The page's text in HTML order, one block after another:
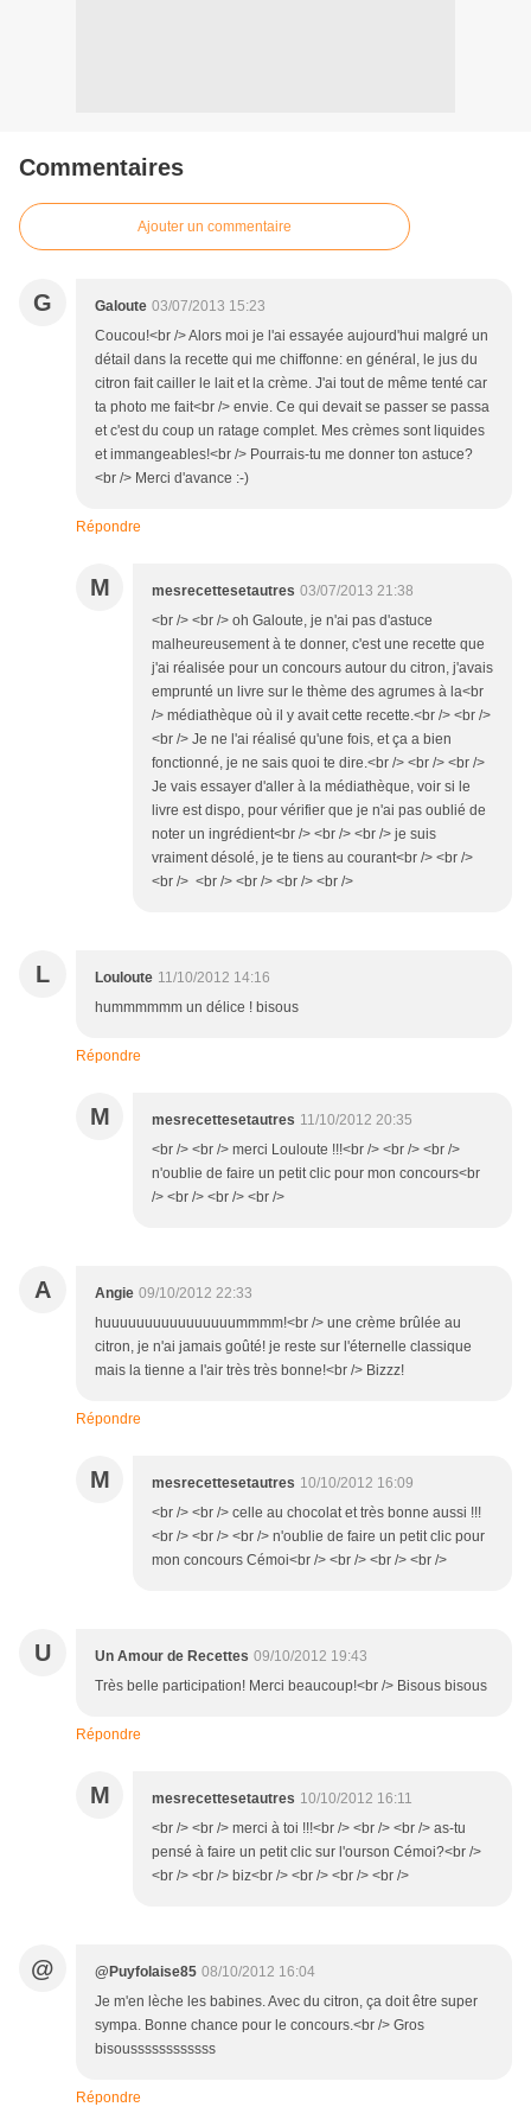
Commentaires
Ajouter un commentaire
G Galoute 03/07/2013 15:23
Coucou!<br /> Alors moi je l'ai essayée aujourd'hui malgré un
détail dans la recette qui me chiffonne: en général, le jus du
citron fait cailler le lait et la crème. J'ai tout de même tenté car
ta photo me fait<br /> envie. Ce qui devait se passer se passa
et c'est du coup un ratage complet. Mes crèmes sont liquides
et immangeables!<br /> Pourrais-tu me donner ton astuce?
<br /> Merci d'avance :-)
Répondre
M mesrecettesetautres 03/07/2013 21:38
<br /> <br /> oh Galoute, je n'ai pas d'astuce
malheureusement à te donner, c'est une recette que
j'ai réalisée pour un concours autour du citron, j'avais
emprunté un livre sur le thème des agrumes à la<br
/> médiathèque où il y avait cette recette.<br /> <br />
<br /> Je ne l'ai réalisé qu'une fois, et ça a bien
fonctionné, je ne sais quoi te dire.<br /> <br /> <br />
Je vais essayer d'aller à la médiathèque, voir si le
livre est dispo, pour vérifier que je n'ai pas oublié de
noter un ingrédient<br /> <br /> <br /> je suis
vraiment désolé, je te tiens au courant<br /> <br />
<br /> <br /> <br /> <br /> <br />
L Louloute 11/10/2012 14:16
hummmmmm un délice ! bisous
Répondre
M mesrecettesetautres 11/10/2012 20:35
<br /> <br /> merci Louloute !!!<br /> <br /> <br />
n'oublie de faire un petit clic pour mon concours<br
/> <br /> <br /> <br />
A Angie 09/10/2012 22:33
huuuuuuuuuuuuuuuummmm!<br /> une crème brûlée au
citron, je n'ai jamais goûté! je reste sur l'éternelle classique
mais la tienne a l'air très très bonne!<br /> Bizzz!
Répondre
M mesrecettesetautres 10/10/2012 16:09
<br /> <br /> celle au chocolat et très bonne aussi !!!
<br /> <br /> <br /> n'oublie de faire un petit clic pour
mon concours Cémoi<br /> <br /> <br /> <br />
U Un Amour de Recettes 09/10/2012 19:43
Très belle participation! Merci beaucoup!<br /> Bisous bisous
Répondre
M mesrecettesetautres 10/10/2012 16:11
<br /> <br /> merci à toi !!!<br /> <br /> <br /> as-tu
pensé à faire un petit clic sur l'ourson Cémoi?<br />
<br /> <br /> biz<br /> <br /> <br /> <br />
@ @Puyfolaise85 08/10/2012 16:04
Je m'en lèche les babines. Avec du citron, ça doit être super
sympa. Bonne chance pour le concours.<br /> Gros
bisoussssssssssss
Répondre